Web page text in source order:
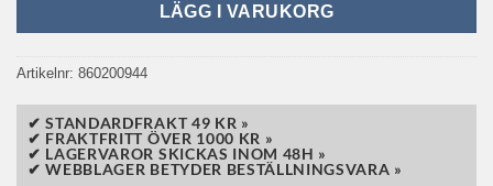
LÄGG I VARUKORG
Artikelnr: 860200944
✔ STANDARDFRAKT 49 KR »
✔ FRAKTFRITT ÖVER 1000 KR »
✔ LAGERVAROR SKICKAS INOM 48H »
✔ WEBBLAGER BETYDER BESTÄLLNINGSVARA »